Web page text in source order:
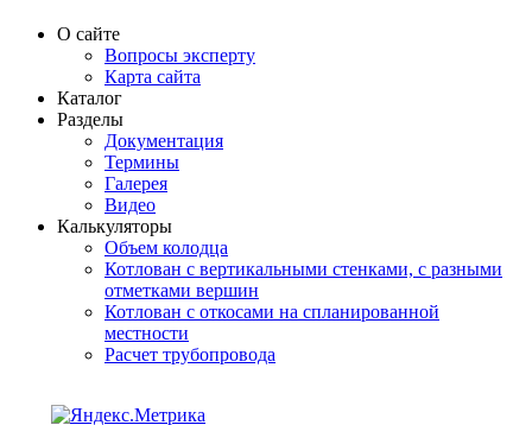
О сайте
Вопросы эксперту
Карта сайта
Каталог
Разделы
Документация
Термины
Галерея
Видео
Калькуляторы
Объем колодца
Котлован с вертикальными стенками, с разными
отметками вершин
Котлован с откосами на спланированной
местности
Расчет трубопровода